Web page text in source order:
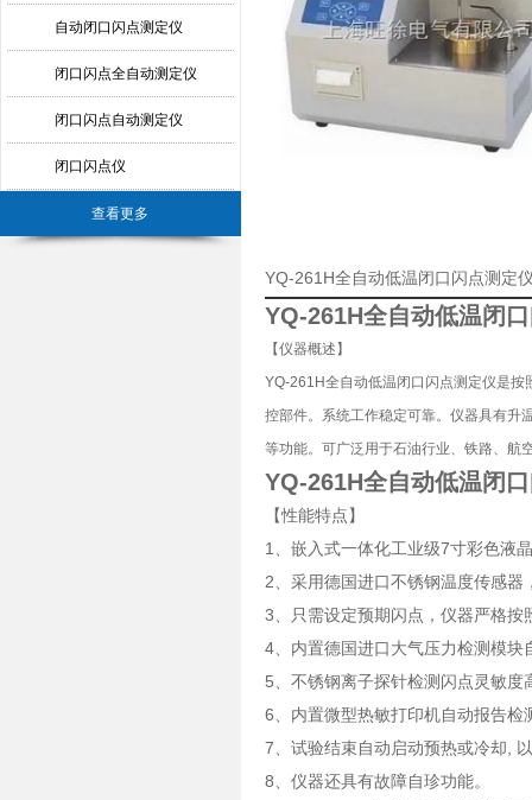
自动闭口闪点测定仪
闭口闪点全自动测定仪
闭口闪点自动测定仪
闭口闪点仪
查看更多
YQ-261H全自动低温闭口闪点测定
YQ-261H全自动低温闭
【仪器概述】
YQ-261H全自动低温闭口闪点测定仪是
控部件。系统工作稳定可靠。仪器具有升
等功能。可广泛用于石油行业、铁路、航
YQ-261H全自动低温闭
【性能特点】
1、嵌入式一体化工业级7寸彩色液
2、采用德国进口不锈钢温度传感器
3、只需设定预期闪点，仪器严格
4、内置德国进口大气压力检测模
5、不锈钢离子探针检测闪点灵敏
6、内置微型热敏打印机自动报告
7、试验结束自动启动预热或冷却,
8、仪器还具有故障自珍功能。